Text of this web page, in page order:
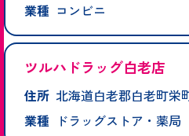
業種 コンビニ
ツルハドラッグ白老店
住所 北海道白老郡白老町栄
業種
ドラッグストア・薬局